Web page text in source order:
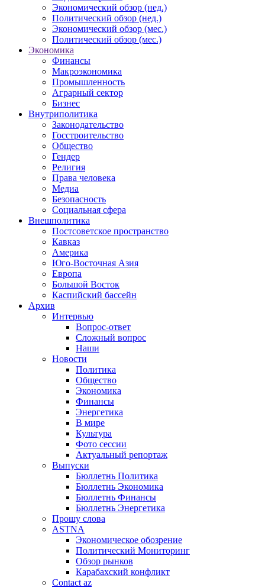
Экономический обзор (нед.)
Политический обзор (нед.)
Экономический обзор (мес.)
Политический обзор (мес.)
Экономика
Финансы
Макроэкономика
Промышленность
Аграрный сектор
Бизнес
Внутриполитика
Законодательство
Госстроительство
Общество
Гендер
Религия
Права человека
Медиа
Безопасность
Социальная сфера
Внешполитика
Постсоветское пространство
Кавказ
Америка
Юго-Восточная Азия
Европа
Большой Восток
Каспийский бассейн
Архив
Интервью
Вопрос-ответ
Сложный вопрос
Наши
Новости
Политика
Общество
Экономика
Финансы
Энергетика
В мире
Культура
Фото сессии
Актуальный репортаж
Выпуски
Бюллетнь Политика
Бюллетнь Экономика
Бюллетнь Финансы
Бюллетнь Энергетика
Прошу слова
ASTNA
Экономическое обозрение
Политический Мониторинг
Обзор рынков
Карабахский конфликт
Contact az